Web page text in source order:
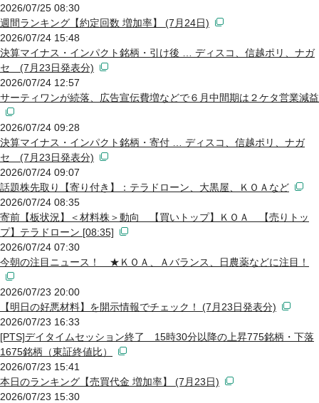
2026/07/25 08:30
週間ランキング【約定回数 増加率】 (7月24日)
2026/07/24 15:48
決算マイナス・インパクト銘柄・引け後 … ディスコ、信越ポリ、ナガ
セ (7月23日発表分)
2026/07/24 12:57
サーティワンが続落、広告宣伝費増などで６月中間期は２ケタ営業減益
2026/07/24 09:28
決算マイナス・インパクト銘柄・寄付 … ディスコ、信越ポリ、ナガ
セ (7月23日発表分)
2026/07/24 09:07
話題株先取り【寄り付き】：テラドローン、大黒屋、ＫＯＡなど
2026/07/24 08:35
寄前【板状況】＜材料株＞動向 【買いトップ】ＫＯＡ 【売りトッ
プ】テラドローン [08:35]
2026/07/24 07:30
今朝の注目ニュース！ ★ＫＯＡ、Ａバランス、日農薬などに注目！
2026/07/23 20:00
【明日の好悪材料】を開示情報でチェック！ (7月23日発表分)
2026/07/23 16:33
[PTS]デイタイムセッション終了 15時30分以降の上昇775銘柄・下落
1675銘柄（東証終値比）
2026/07/23 15:41
本日のランキング【売買代金 増加率】 (7月23日)
2026/07/23 15:30